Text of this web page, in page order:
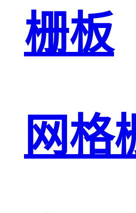
栅板
网格